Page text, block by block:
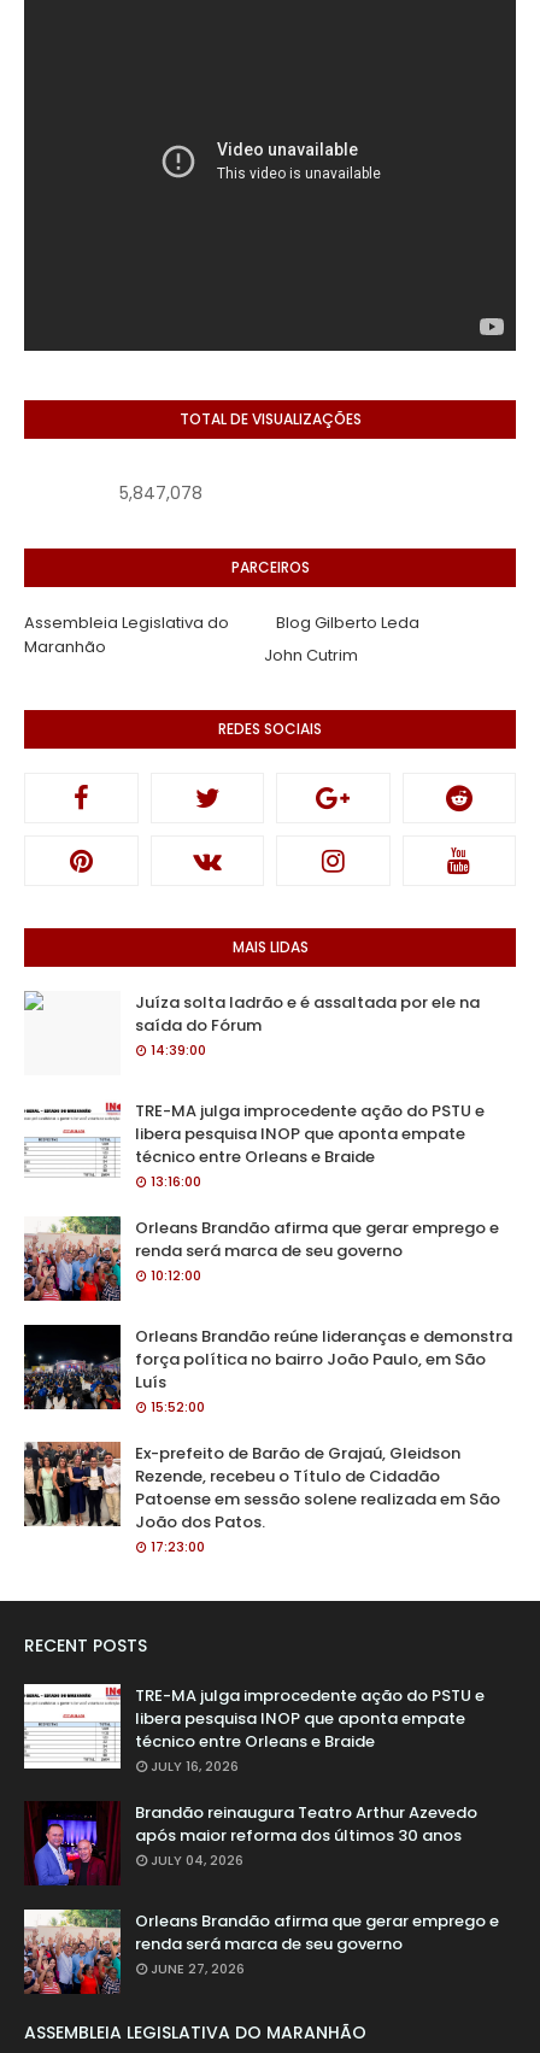
TOTAL DE VISUALIZAÇÕES
5,847,078
PARCEIROS
Assembleia Legislativa do
Maranhão
Blog Gilberto Leda
John Cutrim
REDES SOCIAIS
MAIS LIDAS
Juíza solta ladrão e é assaltada por ele na
saída do Fórum
14:39:00
TRE-MA julga improcedente ação do PSTU e
libera pesquisa INOP que aponta empate
técnico entre Orleans e Braide
13:16:00
Orleans Brandão afirma que gerar emprego e
renda será marca de seu governo
10:12:00
Orleans Brandão reúne lideranças e demonstra
força política no bairro João Paulo, em São
Luís
15:52:00
Ex-prefeito de Barão de Grajaú, Gleidson
Rezende, recebeu o Título de Cidadão
Patoense em sessão solene realizada em São
João dos Patos.
17:23:00
RECENT POSTS
TRE-MA julga improcedente ação do PSTU e
libera pesquisa INOP que aponta empate
técnico entre Orleans e Braide
JULY 16, 2026
Brandão reinaugura Teatro Arthur Azevedo
após maior reforma dos últimos 30 anos
JULY 04, 2026
Orleans Brandão afirma que gerar emprego e
renda será marca de seu governo
JUNE 27, 2026
ASSEMBLEIA LEGISLATIVA DO MARANHÃO